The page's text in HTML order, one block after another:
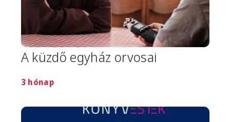
A küzdő egyház orvosai
3 hónap
Image